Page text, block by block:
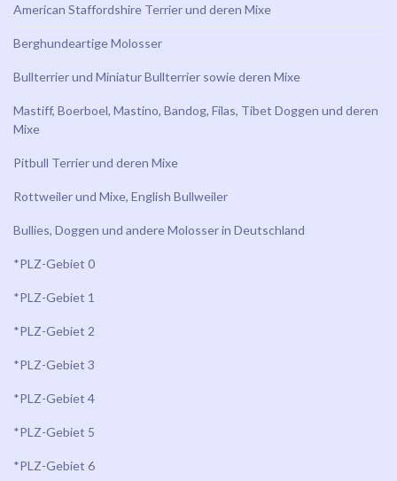
American Staffordshire Terrier und deren Mixe
Berghundeartige Molosser
Bullterrier und Miniatur Bullterrier sowie deren Mixe
Mastiff, Boerboel, Mastino, Bandog, Filas, Tibet Doggen und deren
Mixe
Pitbull Terrier und deren Mixe
Rottweiler und Mixe, English Bullweiler
Bullies, Doggen und andere Molosser in Deutschland
*PLZ-Gebiet 0
*PLZ-Gebiet 1
*PLZ-Gebiet 2
*PLZ-Gebiet 3
*PLZ-Gebiet 4
*PLZ-Gebiet 5
*PLZ-Gebiet 6